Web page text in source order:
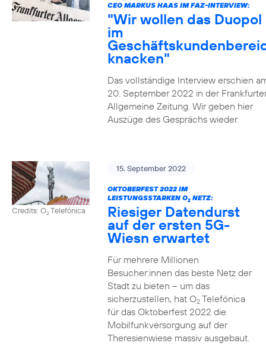
CEO MARKUS HAAS IM FAZ-INTERVIEW:
"Wir wollen das Duopol
im
knacken"
Das vollständige Interview erschien
20. September 2022 in der
Allgemeine Zeitung. Wir geben hier
Auszüge des Gesprächs wieder.
Credits: O2Telefónica
15. September 2022
OKTOBERFEST 2022 IM
LEISTUNGSSTARKEN O2NETZ:
Riesiger Datendurst
auf der ersten 5G-
Wiesn erwartet
Für mehrere Millionen
Besucher:innen das beste Netz der
Stadt zu bieten – um das
sicherzustellen, hat O2Telefónica
für das Oktoberfest 2022 die
Mobilfunkversorgung auf der
Theresienwiese massiv ausgebaut.